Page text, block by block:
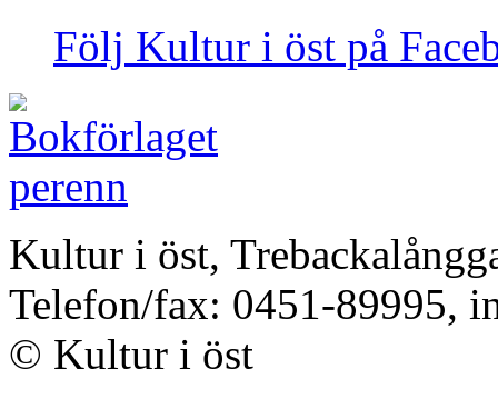
Följ Kultur i öst på
Kultur i öst,
Telefon/fax: 0451-89995,
© Kultur i öst